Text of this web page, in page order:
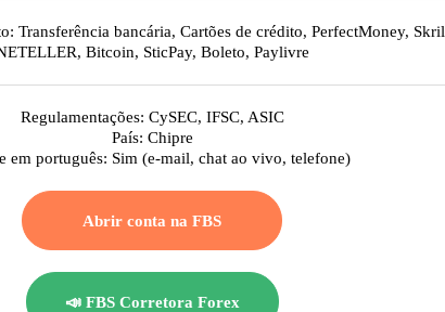
Transferência bancária, Cartões de crédito, PerfectMoney,
Bitcoin, SticPay, Boleto, Paylivre
Regulamentações: CySEC, IFSC, ASIC
País: Chipre
em português: Sim (e-mail, chat ao vivo, telefone)
Abrir conta na FBS
📣 FBS Corretora Forex